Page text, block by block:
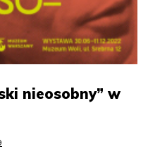
nieosobny” w